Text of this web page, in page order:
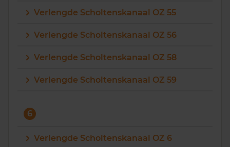
Verlengde Scholtenskanaal OZ 55
Verlengde Scholtenskanaal OZ 56
Verlengde Scholtenskanaal OZ 58
Verlengde Scholtenskanaal OZ 59
6
Verlengde Scholtenskanaal OZ 6